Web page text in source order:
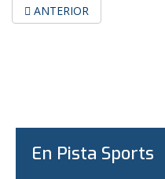
ARTÍCULO ANTERIOR:
ANTERIOR
En Pista Sports